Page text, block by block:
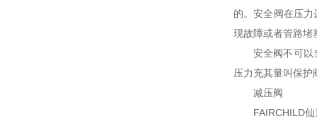
的。安全阀在压
现故障或者管路堵
安全阀不可以当
压力充其量叫保护
减压阀
FAIRCHILD仙童